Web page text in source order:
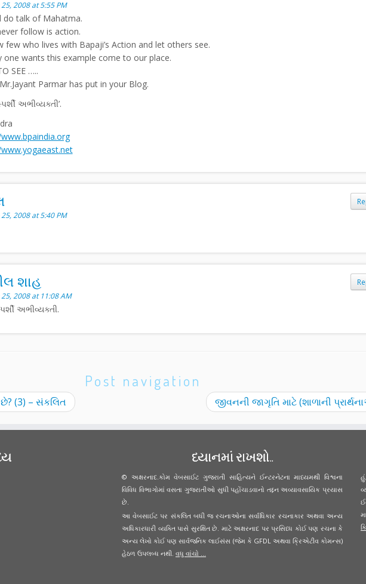
2008 at 5:55 PM
do talk of Mahatma.
follow is action.
few who lives with Bapaji’s Action and let others see.
one wants this example come to our place.
SEE …..
Parmar has put in your Blog.
અભીવ્યક્તી’.
2008 at 5:40 PM
શાહ
2008 at 11:08 AM
અભીવ્યક્તી.
Post navigation
(3) – સંકલિત જીવનની જાગૃતિ માટે (શાળાની
ધ્યાનમાં રાખશો..
© અક્ષરનાદ.કોમ વેબસાઈટ ગુજરાતી સાહિત્યને ઈન્ટરનેટના માધ્યમથી વિશ્વના
વિવિધ વિભાગોમાં વસતા ગુજરાતીઓ સુધી પહોંચાડવાનો તદ્દન અવ્યાવસાયિક પ્રયાસ
છે.
આ વેબસાઈટ પર સંકલિત બધી જ રચનાઓના સર્વાધિકાર રચનાકાર અથવા અન્ય
અધિકારધારી વ્યક્તિ પાસે સુરક્ષિત છે. માટે અક્ષરનાદ પર પ્રસિધ્ધ કોઈ પણ રચના કે
અન્ય લેખો કોઈ પણ સાર્વજનિક લાઈસંસ (જેમ કે GFDL અથવા ક્રિએટીવ કોમન્સ)
હેઠળ ઉપલબ્ધ નથી. વધુ વાંચો ...